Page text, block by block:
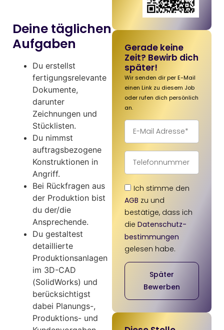
Deine täglichen
Aufgaben
Du erstellst
fertigungsrelevante
Dokumente,
darunter
Zeichnungen und
Stücklisten.
Du nimmst
auftragsbezogene
Konstruktionen in
Angriff.
Bei Rückfragen aus
der Produktion bist
du der/die
Ansprechende.
Du gestaltest
detaillierte
Produktionsanlagen
im 3D-CAD
(SolidWorks) und
berücksichtigst
dabei Planungs-,
Produktions- und
Gerade keine
Zeit? Bewirb dich
später!
Wir senden dir per E-Mail
einen Link zu diesem Job
oder rufen dich persönlich
an.
Ich stimme den
AGB zu und
bestätige, dass ich
die Datenschutz­
bestimmungen
gelesen habe.
Später
Bewerben